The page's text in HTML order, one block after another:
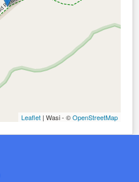
Leaflet | Wasi - ©OpenStreetMap